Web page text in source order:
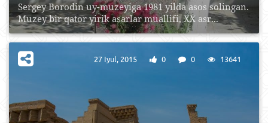
Sergey Borodin uy-muzeyiga 1981 yilda asos solingan.
Muzey bir qator yirik asarlar muallifi, XX asr...
27 Iyul, 2015 0 0 13641